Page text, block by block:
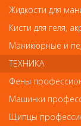
Обратите
Жидкости для
Кисти для геля,
Маникюрные и
ТЕХНИКА
Фены
Машинки
Щипцы